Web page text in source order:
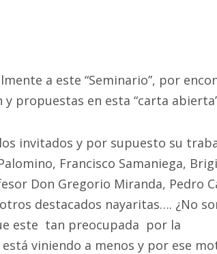
a este “Seminario”, por
propuestas en esta “carta
invitados y por supuesto su
Francisco Samaniega,
Don Gregorio Miranda, Pedro
destacados nayaritas…. ¿No
este tan preocupada por la
viniendo a menos y por ese